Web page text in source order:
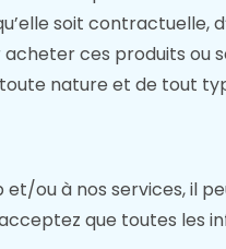
soit contractuelle,
acheter ces produits
nature et de tout
ou à nos services, il
que toutes les